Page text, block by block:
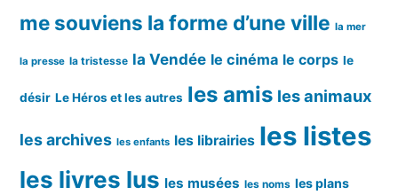
me souviens la forme d’une ville la mer
la presse la tristesse la Vendée le cinéma le corps le
désir Le Héros et les autres les amis les animaux
les archives les enfants les librairies les listes
les livres lus les musées les noms les plans